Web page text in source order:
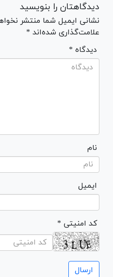
دیدگاهتان را بنویسید
نشانی ایمیل شما منتشر
علامت‌گذاری شده‌اند *
* دیدگاه
نام
ایمیل
* کد امنیتی